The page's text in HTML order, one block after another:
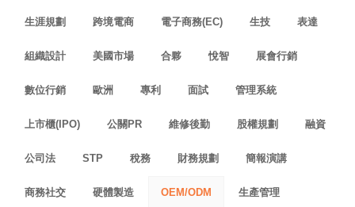
生涯規劃 跨境電商 電子商務(EC) 生技 表達
組織設計 美國市場 合夥 悅智 展會行銷
數位行銷 歐洲 專利 面試 管理系統
上市櫃(IPO) 公關PR 維修後勤 股權規劃 融資
公司法 STP 稅務 財務規劃 簡報演講
商務社交 硬體製造 OEM/ODM 生產管理